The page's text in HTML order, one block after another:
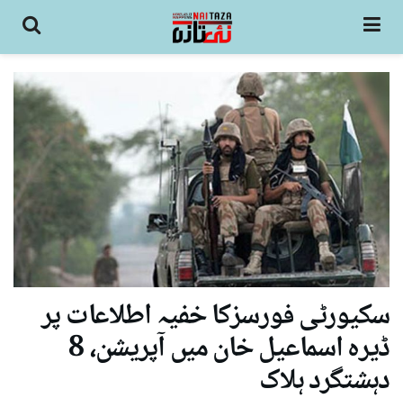
سکیورٹی فورسزکا خفیہ اطلاعات پر
ڈیرہ اسماعیل خان میں آپریشن، 8
دہشتگرد ہلاک